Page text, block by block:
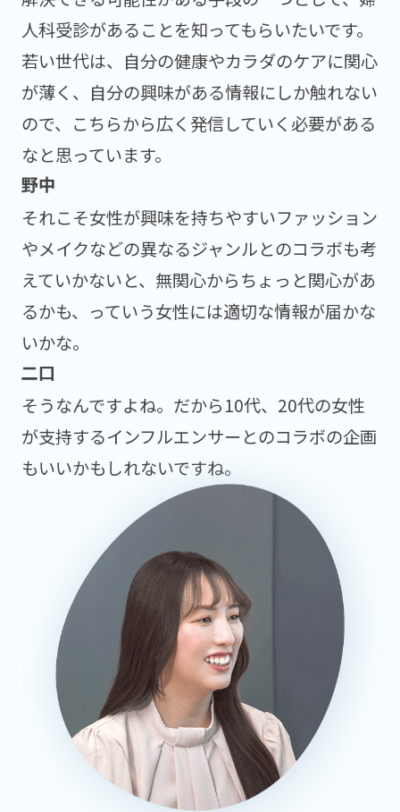
人科受診があることを知ってもらいたいです。
若い世代は、自分の健康やカラダのケアに関心
が薄く、自分の興味がある情報にしか触れない
ので、こちらから広く発信していく必要がある
なと思っています。
それこそ女性が興味を持ちやすいファッション
やメイクなどの異なるジャンルとのコラボも考
えていかないと、無関心からちょっと関心があ
るかも、っていう女性には適切な情報が届かな
いかな。
そうなんですよね。だから10代、20代の女性
が支持するインフルエンサーとのコラボの企画
もいいかもしれないですね。